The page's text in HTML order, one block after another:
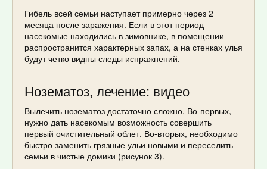
Гибель всей семьи наступает примерно через 2
месяца после заражения. Если в этот период
насекомые находились в зимовнике, в помещении
распространится характерных запах, а на стенках улья
будут четко видны следы испражнений.
Нозематоз, лечение: видео
Вылечить нозематоз достаточно сложно. Во-первых,
нужно дать насекомым возможность совершить
первый очистительный облет. Во-вторых, необходимо
быстро заменить грязные ульи новыми и переселить
семьи в чистые домики (рисунок 3).